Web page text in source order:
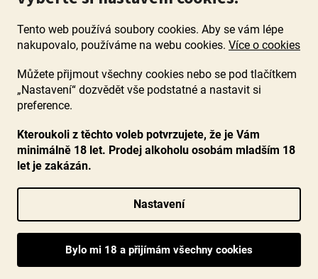
Tento web používá soubory cookies. Aby se vám lépe
nakupovalo, používáme na webu cookies. Více o cookies
Můžete přijmout všechny cookies nebo se pod tlačítkem
„Nastavení“ dozvědět vše podstatné a nastavit si
preference.
Kteroukoli z těchto voleb potvrzujete, že je Vám
minimálně 18 let. Prodej alkoholu osobám mladším 18
let je zakázán.
Nastavení
ZÁKAZ PRODEJE ALKOHOLU OSOBÁM MLADŠÍM 18 LET. Pijte s
mírou i když pijete s Mírou.
Copyright 2026www.ocenenavina.cz. Všechna práva vyhrazena.
Upravit nastavení cookies